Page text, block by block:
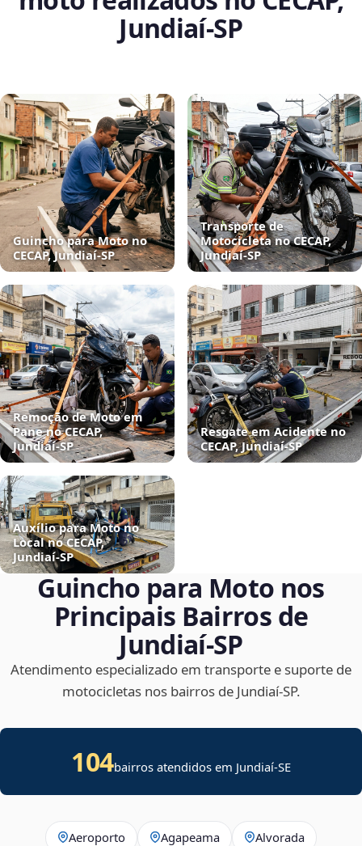
Jundiaí‑SP
Guincho para Moto no
CECAP, Jundiaí‑SP
Transporte de
Motocicleta no CECAP,
Jundiaí‑SP
Remoção de Moto em
Pane no CECAP,
Jundiaí‑SP
Resgate em Acidente no
CECAP, Jundiaí‑SP
Auxílio para Moto no
Local no CECAP,
Jundiaí‑SP
Guincho para Moto nos
Principais Bairros de
Jundiaí‑SP
Atendimento especializado em transporte e suporte de
motocicletas nos bairros de Jundiaí‑SP.
104bairros atendidos em Jundiaí-SE
Aeroporto Agapeama Alvorada